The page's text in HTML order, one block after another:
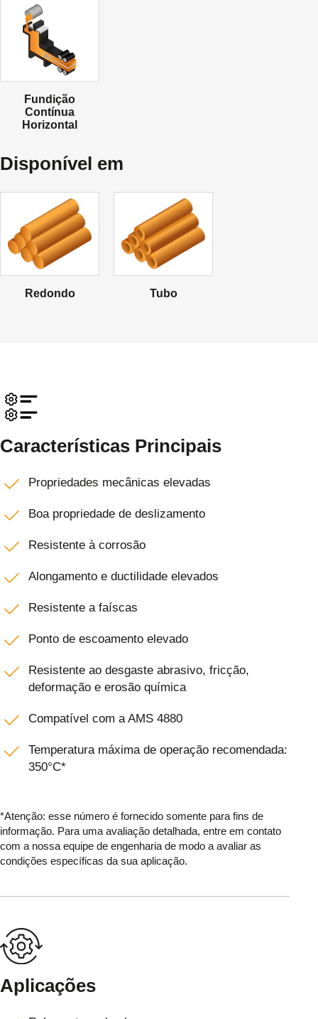
Fundição
Contínua
Horizontal
Disponível em
Redondo Tubo
Características Principais
Propriedades mecânicas elevadas
Boa propriedade de deslizamento
Resistente à corrosão
Alongamento e ductilidade elevados
Resistente a faíscas
Ponto de escoamento elevado
Resistente ao desgaste abrasivo, fricção,
deformação e erosão química
Compatível com a AMS 4880
Temperatura máxima de operação recomendada:
350°C*
*Atenção: esse número é fornecido somente para fins de
informação. Para uma avaliação detalhada, entre em contato
com a nossa equipe de engenharia de modo a avaliar as
condições específicas da sua aplicação.
Aplicações